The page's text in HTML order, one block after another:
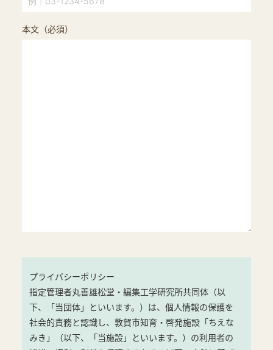
本文（必須）
プライバシーポリシー
指定管理者丸善雄松堂・編集工学研究所共同体（以
下、「当団体」といいます。）は、個人情報の保護を
社会的責務と認識し、敦賀市知育・啓発施設「ちえな
みき」（以下、「当施設」といいます。）の利用者の